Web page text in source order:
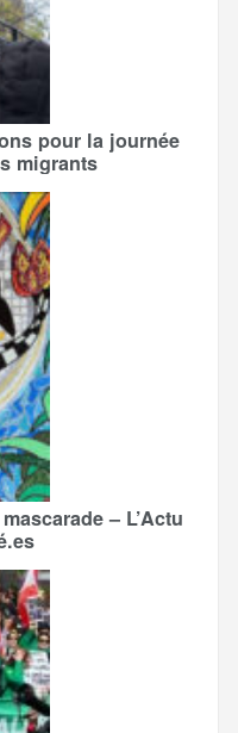
pour la journée
migrants
– L’Actu